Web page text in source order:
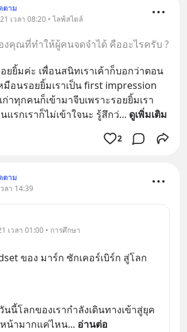
ตาม
เวลา 08:20 • ไลฟ์สไตล์
คุณที่ทำให้ผู้คนจดจำได้ คืออะไรครับ ?
ยยิ้มค่ะ เพื่อนสนิทเราเค้าก็บอกว่าตอน
มือนรอยยิ้มเราเป็น first impression
าทุกคนก็เข้ามาจีบเพราะรอยยิ้มเรา
รกเราก็ไม่เข้าใจนะ รู้สึกว่... ดูเพิ่มเติม
2
ตาม
ลา 14:39
เวลา 01:00 • การศึกษา
ของ มาร์ก ซักเคอร์เบิร์ก สู่โลก
นี้โลกของเรากำลังเดินทางเข้าสู่ยุค
น้ามากแค่ไหน... อ่านต่อ